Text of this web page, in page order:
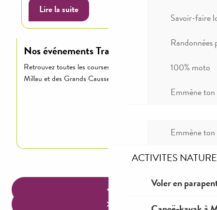
Savoir-faire
Randonnées
100% moto
Emmène
Emmène
ACTIVITES NATURE
Voler en
Lire la suite
Nos événements Trail autour de Millau
Retrouvez toutes les courses nature et trail autour de
Millau et des Grands Causses.
Lire la suite